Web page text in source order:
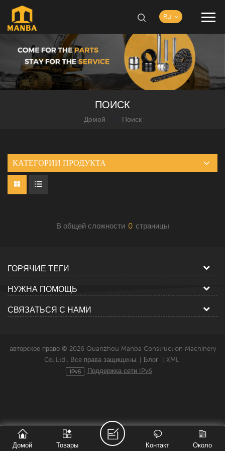
Ru
ПОИСК
Домой / Поиск
КАТЕГОРИИ ПРОДУКТА
В общей сложности 0 страницы
ГОРЯЧИЕ ТЕГИ
НУЖНА ПОМОЩЬ
СВЯЗАТЬСЯ С НАМИ
авторское право © 2026 Quanzhou Manba Construction Machinery
Co.,Ltd.. Все права защищены. |
Блог
XML
Поддержка сети IPv6
Домой Товары Около
Контакт